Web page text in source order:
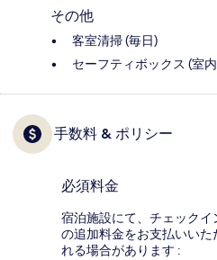
その他
客室清掃 (毎日)
セーフティボックス (室
手数料 & ポリシー
必須料金
宿泊施設にて、チェック
の追加料金をお支払いい
れる場合があります :